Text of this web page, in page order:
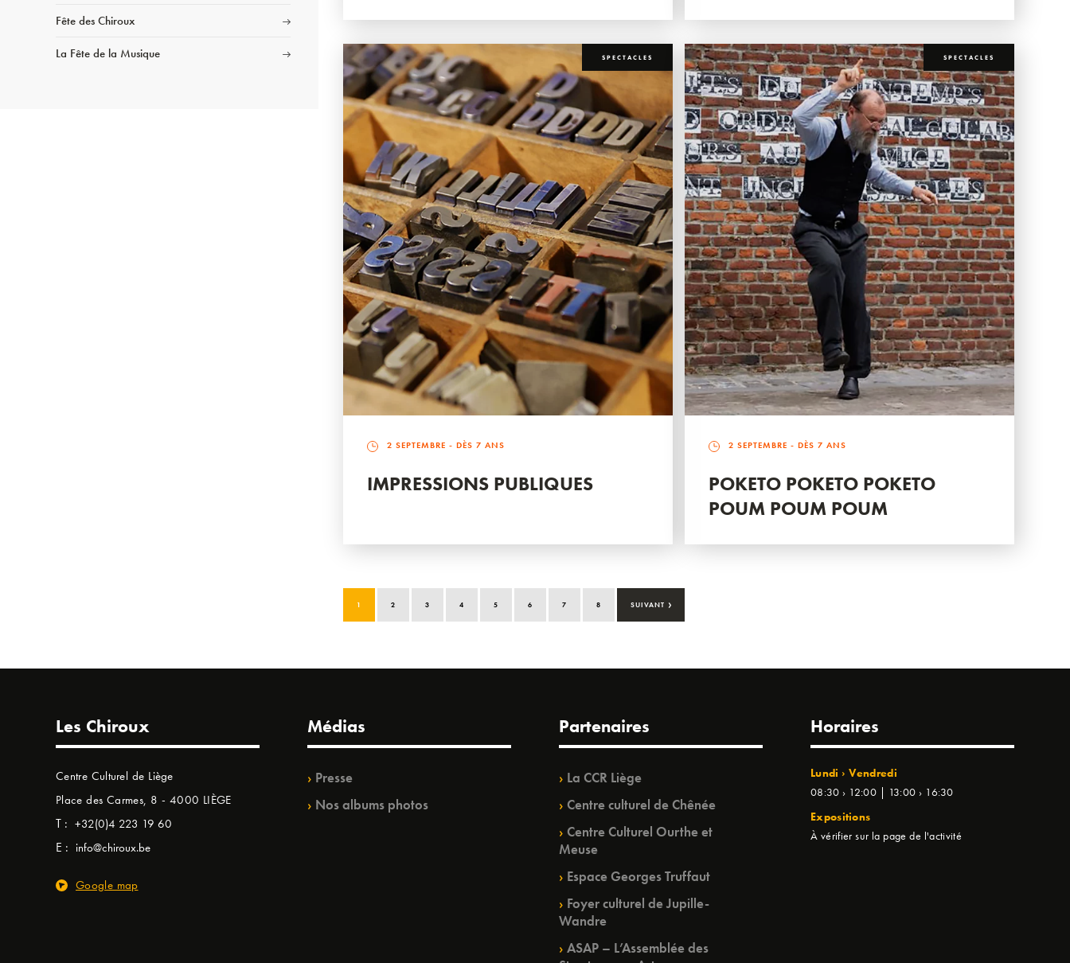
Fête des Chiroux
La Fête de la Musique SPECTACLES
2 SEPTEMBRE - DÈS 7 ANS
IMPRESSIONS PUBLIQUES
SPECTACLES
2 SEPTEMBRE - DÈS 7 ANS
POKETO POKETO POKETO
POUM POUM POUM
1 2 3 4 5 6 7 8 SUIVANT ›
Les Chiroux
Centre Culturel de Liège
Place des Carmes, 8 - 4000 LIÈGE
T : +32(0)4 223 19 60
E : info@chiroux.be
Google map
Médias
Presse
Nos albums photos
Partenaires
La CCR Liège
Centre culturel de Chênée
Centre Culturel Ourthe et
Meuse
Espace Georges Truffaut
Foyer culturel de Jupille-
Wandre
ASAP – L’Assemblée des
Horaires
Lundi › Vendredi
08:30 › 12:00 | 13:00 › 16:30
Expositions
À vérifier sur la page de l'activité